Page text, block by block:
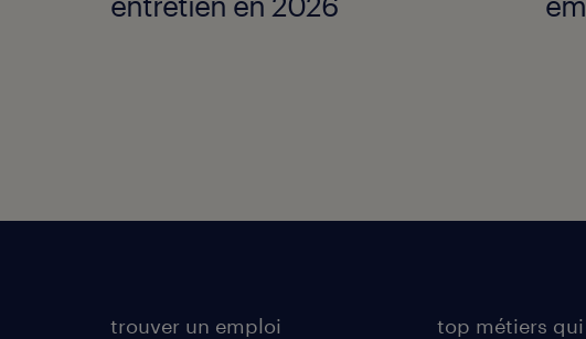
trouver un emploi top métiers